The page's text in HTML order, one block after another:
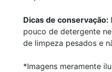
Dicas de conservação:
pouco de detergente
de limpeza pesados e
*Imagens meramente